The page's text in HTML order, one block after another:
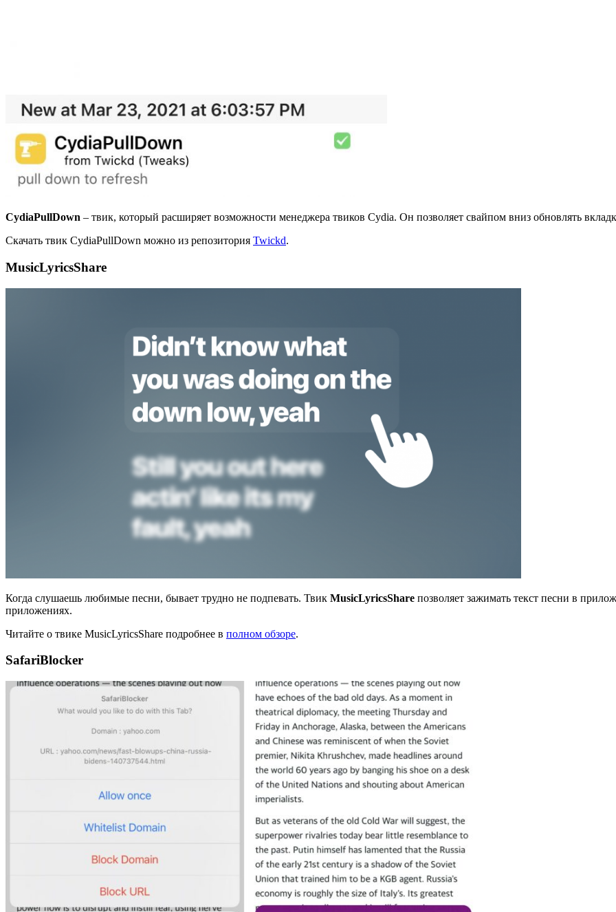
CydiaPullDown – твик, который расширяет возможности менеджера твиков Cydia. Он позволяет свайпом вниз обновлять
Скачать твик CydiaPullDown можно из репозитория Twickd.
MusicLyricsShare
Когда слушаешь любимые песни, бывает трудно не подпевать. Твик MusicLyricsShare позволяет зажимать текст песни в
приложениях.
Читайте о твике MusicLyricsShare подробнее в полном обзоре.
SafariBlocker